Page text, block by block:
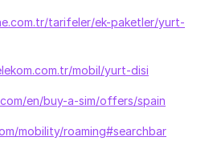
tarifeler/ek-paketler/yurt-
mobil/yurt-disi
en/buy-a-sim/offers/spain
mobility/roaming#searchbar